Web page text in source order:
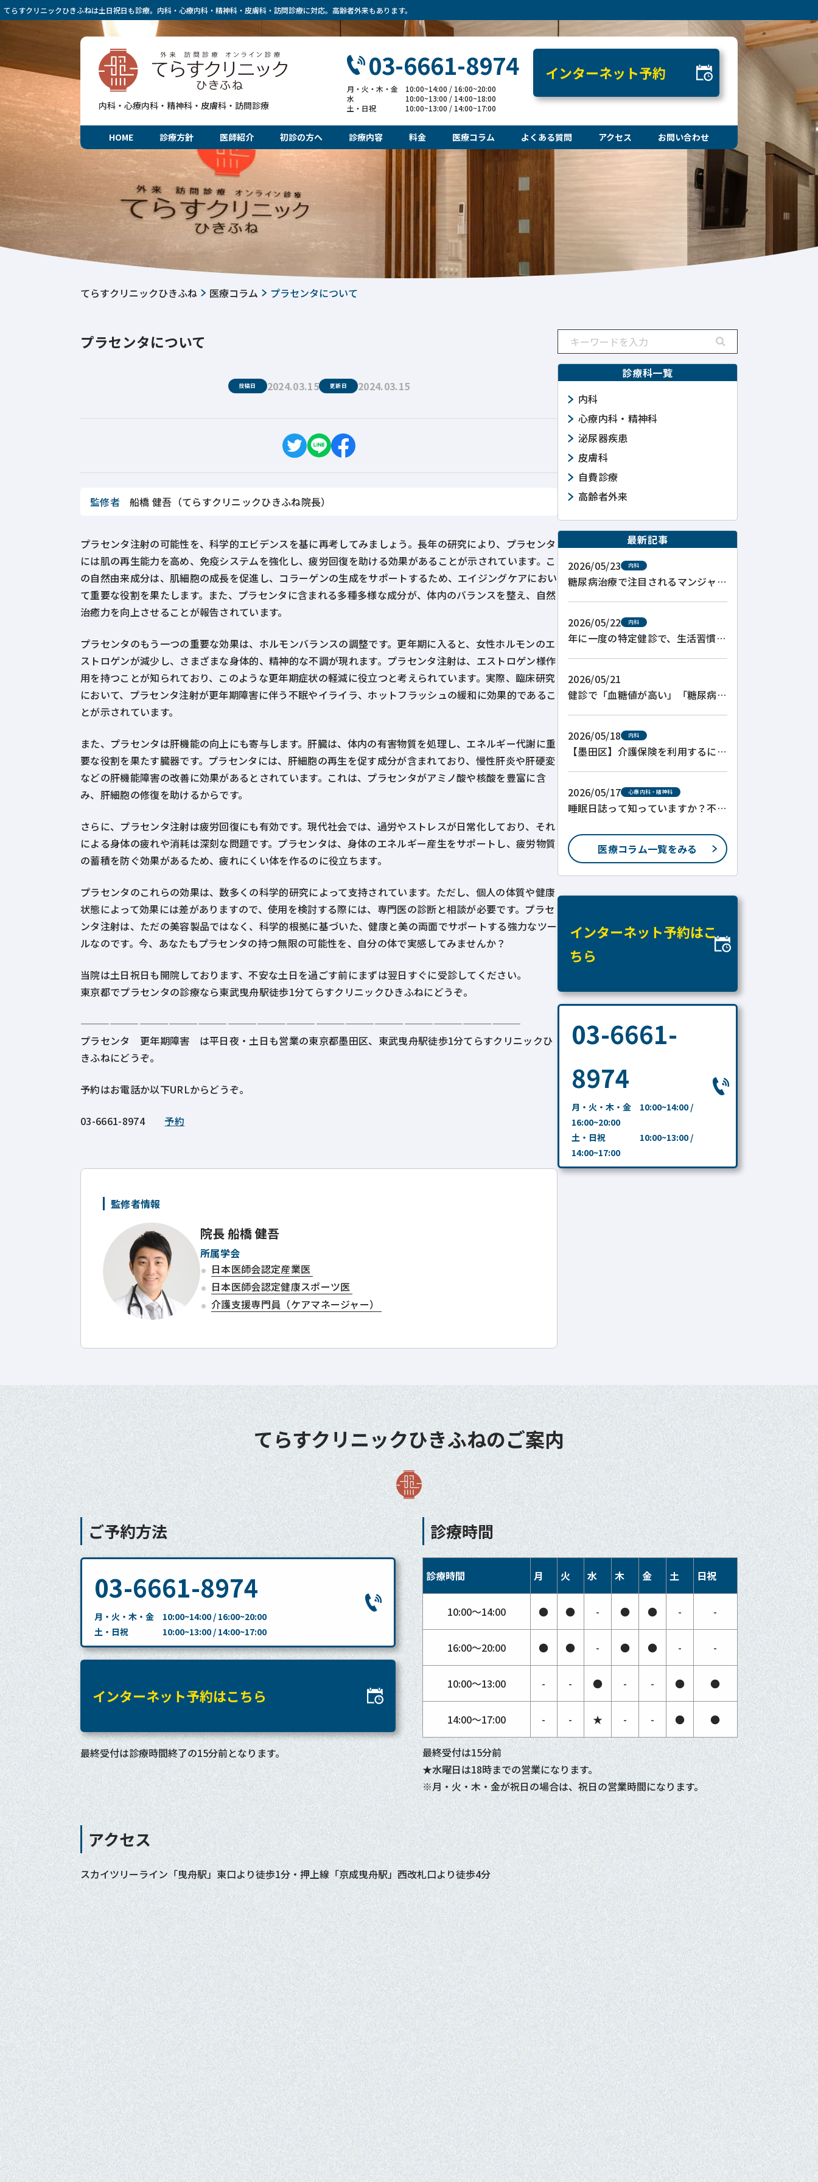
てらすクリニックひきふねは土日祝日も診療。内科・心療内科・精神科・皮膚科・訪問診療に対応。高齢者外来もあります。
内科・心療内科・精神科・皮膚科・訪問診療
03-6661-8974
月・火・木・金 10:00~14:00 / 16:00~20:00
水 10:00~13:00 / 14:00~18:00
土・日祝 10:00~13:00 / 14:00~17:00
インターネット予約
HOME 診療方針 医師紹介 初診の方へ 診療内容 料金 医療コラム よくある質問 アクセス お問い合わせ
てらすクリニックひきふね 医療コラム プラセンタについて
プラセンタについて
投稿日 2024.03.15 更新日 2024.03.15
監修者 船橋 健吾（てらすクリニックひきふね院長）
プラセンタ注射の可能性を、科学的エビデンスを基に再考してみましょう。長年の研究により、プラセンタ
には肌の再生能力を高め、免疫システムを強化し、疲労回復を助ける効果があることが示されています。こ
の自然由来成分は、肌細胞の成長を促進し、コラーゲンの生成をサポートするため、エイジングケアにおい
て重要な役割を果たします。また、プラセンタに含まれる多種多様な成分が、体内のバランスを整え、自然
治癒力を向上させることが報告されています。
プラセンタのもう一つの重要な効果は、ホルモンバランスの調整です。更年期に入ると、女性ホルモンのエ
ストロゲンが減少し、さまざまな身体的、精神的な不調が現れます。プラセンタ注射は、エストロゲン様作
用を持つことが知られており、このような更年期症状の軽減に役立つと考えられています。実際、臨床研究
において、プラセンタ注射が更年期障害に伴う不眠やイライラ、ホットフラッシュの緩和に効果的であるこ
とが示されています。
また、プラセンタは肝機能の向上にも寄与します。肝臓は、体内の有害物質を処理し、エネルギー代謝に重
要な役割を果たす臓器です。プラセンタには、肝細胞の再生を促す成分が含まれており、慢性肝炎や肝硬変
などの肝機能障害の改善に効果があるとされています。これは、プラセンタがアミノ酸や核酸を豊富に含
み、肝細胞の修復を助けるからです。
さらに、プラセンタ注射は疲労回復にも有効です。現代社会では、過労やストレスが日常化しており、それ
による身体の疲れや消耗は深刻な問題です。プラセンタは、身体のエネルギー産生をサポートし、疲労物質
の蓄積を防ぐ効果があるため、疲れにくい体を作るのに役立ちます。
プラセンタのこれらの効果は、数多くの科学的研究によって支持されています。ただし、個人の体質や健康
状態によって効果には差がありますので、使用を検討する際には、専門医の診断と相談が必要です。プラセ
ンタ注射は、ただの美容製品ではなく、科学的根拠に基づいた、健康と美の両面でサポートする強力なツー
ルなのです。今、あなたもプラセンタの持つ無限の可能性を、自分の体で実感してみませんか？
当院は土日祝日も開院しております、不安な土日を過ごす前にまずは翌日すぐに受診してください。
東京都でプラセンタの診療なら東武曳舟駅徒歩1分てらすクリニックひきふねにどうぞ。
—————————————————————————————————————————————
プラセンタ 更年期障害 は平日夜・土日も営業の東京都墨田区、東武曳舟駅徒歩1分てらすクリニックひ
きふねにどうぞ。
予約はお電話か以下URLからどうぞ。
03-6661-8974 予約
監修者情報
院長船橋 健吾
所属学会
日本医師会認定産業医
日本医師会認定健康スポーツ医
介護支援専門員（ケアマネージャー）
診療科一覧
内科
心療内科・精神科
泌尿器疾患
皮膚科
自費診療
高齢者外来
最新記事
2026/05/23
内科
糖尿病治療で注目されるマンジャロ
2026/05/22
内科
年に一度の特定健診で、生活習慣病
2026/05/21
健診で「血糖値が高い」「糖尿病の
2026/05/18
内科
【墨田区】介護保険を利用するに
2026/05/17 心療内科・精神科
睡眠日誌って知っていますか？不眠
医療コラム一覧をみる
インターネット予約はこ
ちら
03-6661-
8974
月・火・木・金 10:00~14:00 /
16:00~20:00
土・日祝 10:00~13:00 /
14:00~17:00
てらすクリニックひきふねのご案内
ご予約方法
03-6661-8974
月・火・木・金 10:00~14:00 / 16:00~20:00
土・日祝 10:00~13:00 / 14:00~17:00
インターネット予約はこちら
最終受付は診療時間終了の15分前となります。
診療時間
診療時間 月 火 水 木 金 土 日祝
10:00〜14:00 ● ● - ● ● - -
16:00〜20:00 ● ● - ● ● - -
10:00〜13:00 - - ● - - ● ●
14:00〜17:00 - - ★ - - ● ●
最終受付は15分前
★水曜日は18時までの営業になります。
※月・火・木・金が祝日の場合は、祝日の営業時間になります。
アクセス
スカイツリーライン「曳舟駅」東口より徒歩1分・押上線「京成曳舟駅」西改札口より徒歩4分